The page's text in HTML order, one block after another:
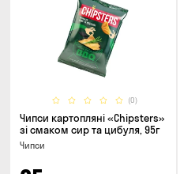
(0)
Чипси картопляні «Chipsters»
зі смаком сир та цибуля, 95г
Чипси